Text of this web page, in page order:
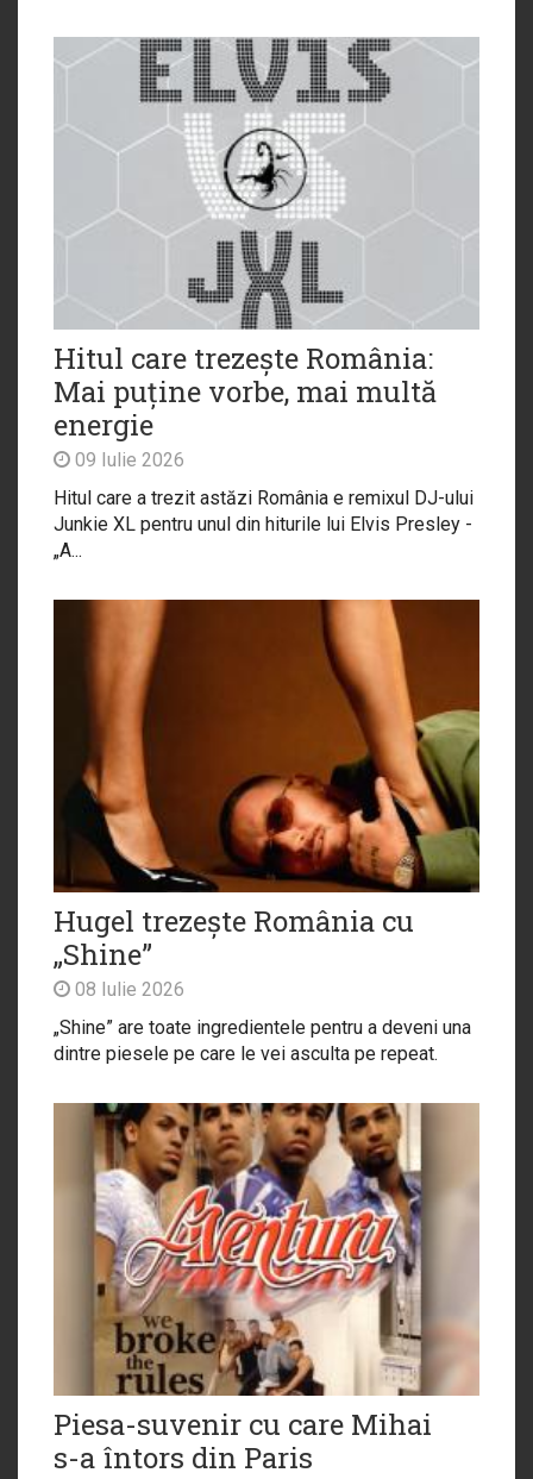
Hitul care trezește România:
Mai puține vorbe, mai multă
energie
09 Iulie 2026
Hitul care a trezit astăzi România e remixul DJ-ului
Junkie XL pentru unul din hiturile lui Elvis Presley -
„A...
Hugel trezește România cu
„Shine”
08 Iulie 2026
„Shine” are toate ingredientele pentru a deveni una
dintre piesele pe care le vei asculta pe repeat.
Piesa-suvenir cu care Mihai
s-a întors din Paris